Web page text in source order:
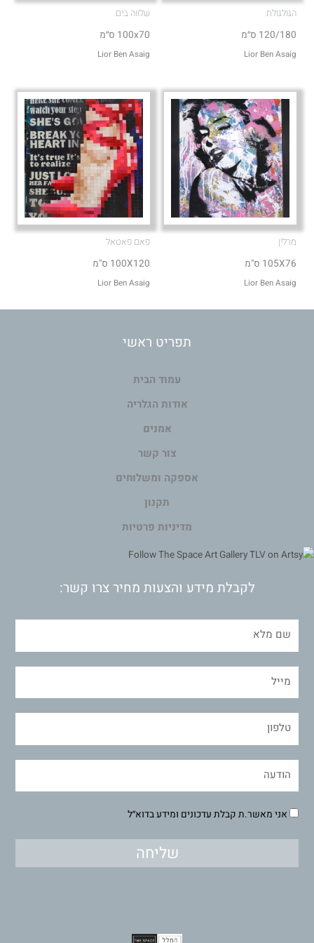
הגולגולת
120/180 ס״מ
Lior Ben Asaig
שלווה בים
100x70 ס״מ
Lior Ben Asaig
מרלין
105X76 ס"מ
Lior Ben Asaig
פאם פאטאל
100X120 ס"מ
Lior Ben Asaig
תפריט ראשי
עמוד הבית
אודות הגלריה
אמנים
צור קשר
אספקה ומשלוחים
תקנון
מדיניות פרטיות
לקבלת מידע והצעות מחיר צרו קשר:
אני מאשר.ת קבלת עדכונים ומידע בדוא״ל
שליחה